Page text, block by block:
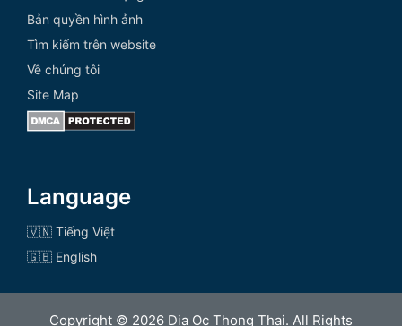
Bản quyền hình ảnh
Tìm kiếm trên website
Về chúng tôi
Site Map
Language
🇻🇳 Tiếng Việt
🇬🇧 English
Copyright © 2026 Dia Oc Thong Thai. All Rights